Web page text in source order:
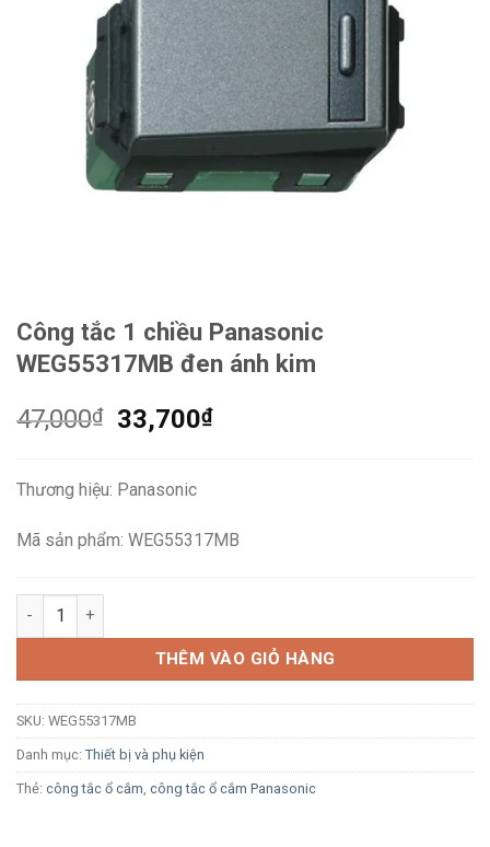
Công tắc 1 chiều Panasonic
WEG55317MB đen ánh kim
47,000₫
Giá
47,000₫.
33,700₫Giá
Thương hiệu: Panasonic
Mã sản phẩm: WEG55317MB
Công tắc 1 chiều Panasonic WEG55317MB đen ánh kim số
THÊM VÀO GIỎ HÀNG
SKU: WEG55317MB
Danh mục: Thiết bị và phụ kiện
Thẻ: công tắc ổ cắm công tắc ổ cắm Panasonic